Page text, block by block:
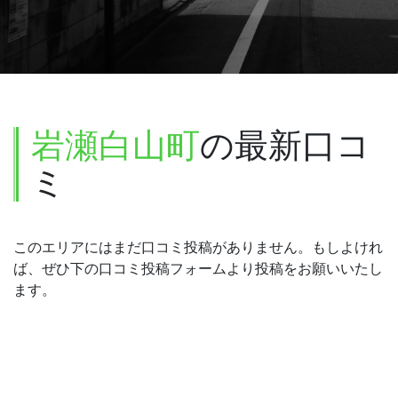
岩瀬白山町の最新口コ
ミ
このエリアにはまだ口コミ投稿がありません。もしよけれ
ば、ぜひ下の口コミ投稿フォームより投稿をお願いいたし
ます。